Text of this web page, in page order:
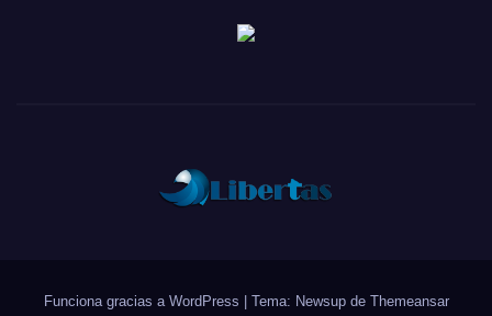
Funciona gracias a WordPress Tema: Newsup de Themeansar